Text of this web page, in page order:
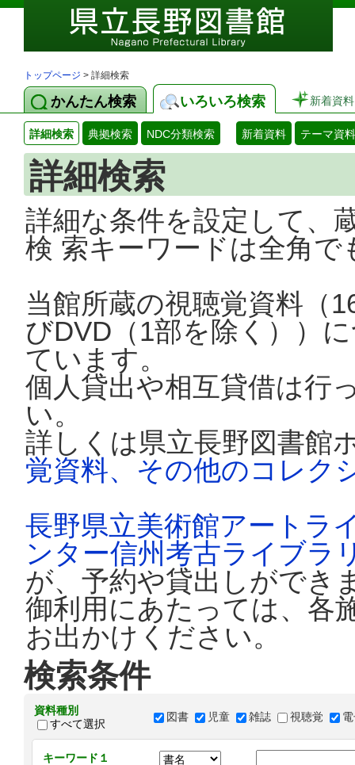
トップページ > 詳細検索
かんたん検索 いろいろ検索 新着資料
詳細検索 典拠検索 NDC分類検索 新着資料 テーマ資料
詳細検索
詳細な条件を設定して、
検 索キーワードは全角
当館所蔵の視聴覚資料（
びDVD（1部を除く））
ています。
個人貸出や相互貸借は行
い。
詳しくは県立長野図書館
覚資料、その他のコレク
長野県立美術館アートラ
ンター信州考古ライブラ
が、予約や貸出しができ
御利用にあたっては、各
お出かけください。
検索条件
資料種別
すべて選択
図書 児童 雑誌 視聴覚
キーワード１